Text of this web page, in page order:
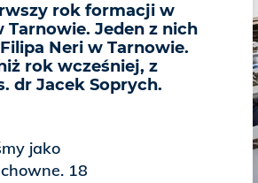
rok formacji w
Jeden z nich
Neri w Tarnowie.
rok wcześniej, z
dr Jacek Soprych.
jako
18